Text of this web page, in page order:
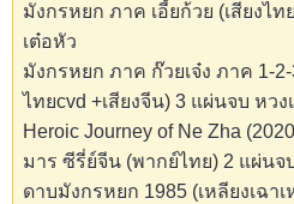
มังกรหยก ภาค เอี้ยก้วย (เสียงไ
เต๋อหัว
มังกรหยก ภาค ก๊วยเจ๋ง ภาค 1-2-
ไทยcvd +เสียงจีน) 3 แผ่นจบ หวง
Heroic Journey of Ne Zha
มาร ซีรี่ย์จีน (พากย์ไทย) 2 แผ่นจ
ดาบมังกรหยก 1985 (เหลียงเฉา